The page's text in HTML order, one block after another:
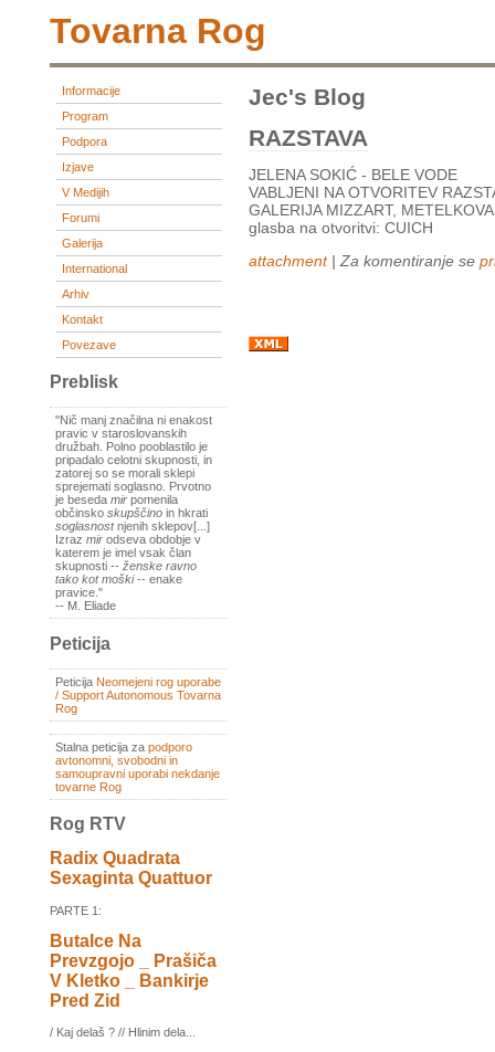
Tovarna Rog
Informacije
Program
Podpora
Izjave
V Medijih
Forumi
Galerija
International
Arhiv
Kontakt
Povezave
Preblisk
"Nič manj značilna ni enakost
pravic v staroslovanskih
družbah. Polno pooblastilo je
pripadalo celotni skupnosti, in
zatorej so se morali sklepi
sprejemati soglasno. Prvotno
je beseda mir pomenila
občinsko skupščino in hkrati
soglasnostnjenih sklepov[...]
Izraz mir odseva obdobje v
katerem je imel vsak član
skupnosti -- ženske ravno
tako kot moški-- enake
pravice."
-- M. Eliade
Peticija
Peticija Neomejeni rog uporabe
/ Support Autonomous Tovarna
Rog
Stalna peticija za podporo
avtonomni, svobodni in
samoupravni uporabi nekdanje
tovarne Rog
Rog RTV
Radix Quadrata
Sexaginta Quattuor
PARTE 1:
Butalce Na
Prevzgojo _ Prašiča
V Kletko _ Bankirje
Pred Zid
/ Kaj delaš ? // Hlinim dela...
Jec's Blog
RAZSTAVA
JELENA SOKIĆ - BELE VODE
VABLJENI NA OTVORITEV
GALERIJA MIZZART,
glasba na otvoritvi: CUICH
attachment| Za komentiranje se